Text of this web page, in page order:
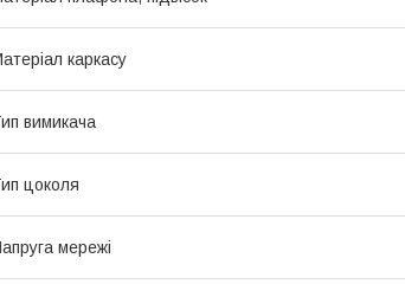
каркасу
вимикача
цоколя
мережі